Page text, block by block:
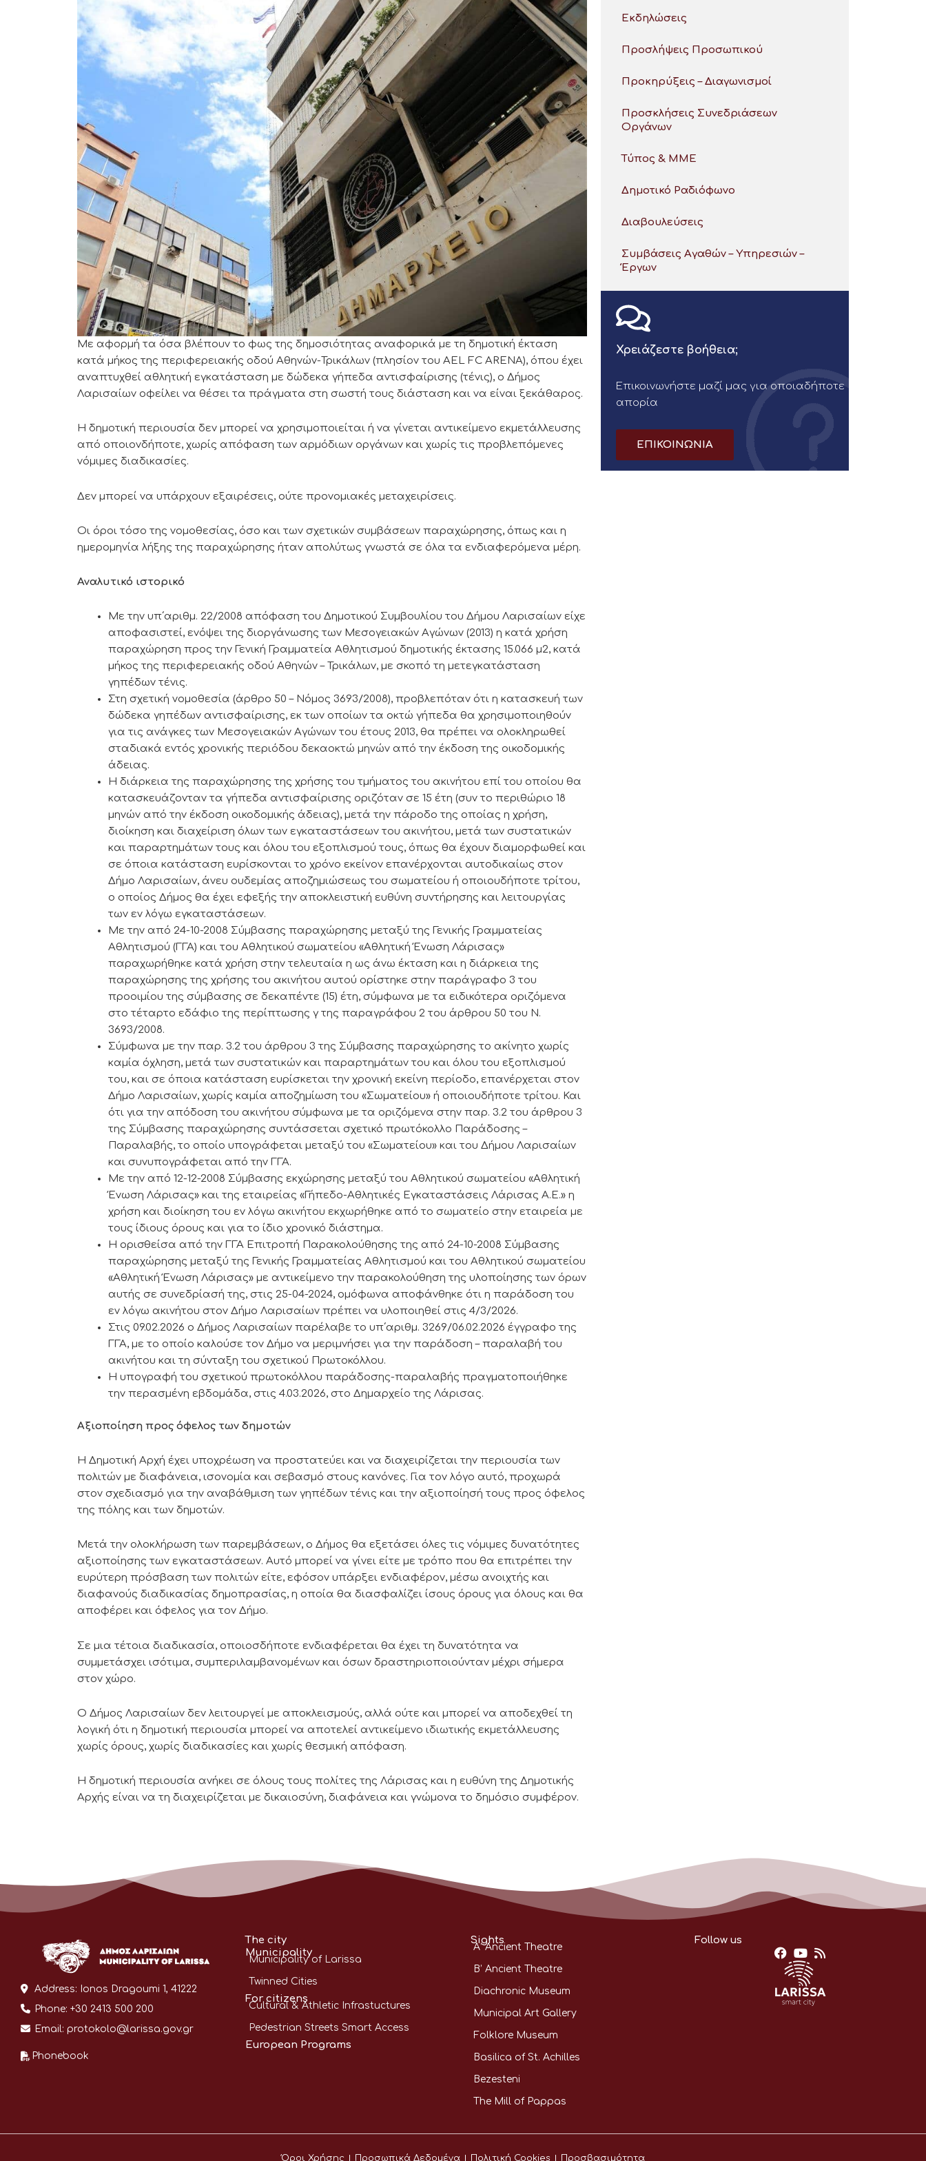
Με αφορμή τα όσα βλέπουν το φως της δημοσιότητας αναφορικά με τη δημοτική έκταση
κατά μήκος της περιφερειακής οδού Αθηνών-Τρικάλων (πλησίον του AEL FC ARENA), όπου έχει
αναπτυχθεί αθλητική εγκατάσταση με δώδεκα γήπεδα αντισφαίρισης (τένις), ο Δήμος
Λαρισαίων οφείλει να θέσει τα πράγματα στη σωστή τους διάσταση και να είναι ξεκάθαρος.
Η δημοτική περιουσία δεν μπορεί να χρησιμοποιείται ή να γίνεται αντικείμενο εκμετάλλευσης
από οποιονδήποτε, χωρίς απόφαση των αρμόδιων οργάνων και χωρίς τις προβλεπόμενες
νόμιμες διαδικασίες.
Δεν μπορεί να υπάρχουν εξαιρέσεις, ούτε προνομιακές μεταχειρίσεις.
Οι όροι τόσο της νομοθεσίας, όσο και των σχετικών συμβάσεων παραχώρησης, όπως και η
ημερομηνία λήξης της παραχώρησης ήταν απολύτως γνωστά σε όλα τα ενδιαφερόμενα μέρη.
Αναλυτικό ιστορικό
Mε την υπ΄αριθμ. 22/2008 απόφαση του Δημοτικού Συμβουλίου του Δήμου Λαρισαίων είχε
αποφασιστεί, ενόψει της διοργάνωσης των Μεσογειακών Αγώνων (2013) η κατά χρήση
παραχώρηση προς την Γενική Γραμματεία Αθλητισμού δημοτικής έκτασης 15.066 μ2, κατά
μήκος της περιφερειακής οδού Αθηνών – Τρικάλων, με σκοπό τη μετεγκατάσταση
γηπέδων τένις.
Στη σχετική νομοθεσία (άρθρο 50 – Νόμος 3693/2008), προβλεπόταν ότι η κατασκευή των
δώδεκα γηπέδων αντισφαίρισης, εκ των οποίων τα οκτώ γήπεδα θα χρησιμοποιηθούν
για τις ανάγκες των Μεσογειακών Αγώνων του έτους 2013, θα πρέπει να ολοκληρωθεί
σταδιακά εντός χρονικής περιόδου δεκαοκτώ μηνών από την έκδοση της οικοδομικής
άδειας.
Η διάρκεια της παραχώρησης της χρήσης του τμήματος του ακινήτου επί του οποίου θα
κατασκευάζονταν τα γήπεδα αντισφαίρισης οριζόταν σε 15 έτη (συν το περιθώριο 18
μηνών από την έκδοση οικοδομικής άδειας), μετά την πάροδο της οποίας η χρήση,
διοίκηση και διαχείριση όλων των εγκαταστάσεων του ακινήτου, μετά των συστατικών
και παραρτημάτων τους και όλου του εξοπλισμού τους, όπως θα έχουν διαμορφωθεί και
σε όποια κατάσταση ευρίσκονται το χρόνο εκείνον επανέρχονται αυτοδικαίως στον
Δήμο Λαρισαίων, άνευ ουδεμίας αποζημιώσεως του σωματείου ή οποιουδήποτε τρίτου,
ο οποίος Δήμος θα έχει εφεξής την αποκλειστική ευθύνη συντήρησης και λειτουργίας
των εν λόγω εγκαταστάσεων.
Mε την από 24-10-2008 Σύμβασης παραχώρησης μεταξύ της Γενικής Γραμματείας
Αθλητισμού (ΓΓΑ) και του Αθλητικού σωματείου «Αθλητική Ένωση Λάρισας»
παραχωρήθηκε κατά χρήση στην τελευταία η ως άνω έκταση και η διάρκεια της
παραχώρησης της χρήσης του ακινήτου αυτού ορίστηκε στην παράγραφο 3 του
προοιμίου της σύμβασης σε δεκαπέντε (15) έτη, σύμφωνα με τα ειδικότερα οριζόμενα
στο τέταρτο εδάφιο της περίπτωσης γ της παραγράφου 2 του άρθρου 50 του Ν.
3693/2008.
Σύμφωνα με την παρ. 3.2 του άρθρου 3 της Σύμβασης παραχώρησης το ακίνητο χωρίς
καμία όχληση, μετά των συστατικών και παραρτημάτων του και όλου του εξοπλισμού
του, και σε όποια κατάσταση ευρίσκεται την χρονική εκείνη περίοδο, επανέρχεται στον
Δήμο Λαρισαίων, χωρίς καμία αποζημίωση του «Σωματείου» ή οποιουδήποτε τρίτου. Και
ότι για την απόδοση του ακινήτου σύμφωνα με τα οριζόμενα στην παρ. 3.2 του άρθρου 3
της Σύμβασης παραχώρησης συντάσσεται σχετικό πρωτόκολλο Παράδοσης –
Παραλαβής, το οποίο υπογράφεται μεταξύ του «Σωματείου» και του Δήμου Λαρισαίων
και συνυπογράφεται από την ΓΓΑ.
Με την από 12-12-2008 Σύμβασης εκχώρησης μεταξύ του Αθλητικού σωματείου «Αθλητική
Ένωση Λάρισας» και της εταιρείας «Γήπεδο-Αθλητικές Εγκαταστάσεις Λάρισας Α.Ε.» η
χρήση και διοίκηση του εν λόγω ακινήτου εκχωρήθηκε από το σωματείο στην εταιρεία με
τους ίδιους όρους και για το ίδιο χρονικό διάστημα.
Η ορισθείσα από την ΓΓΑ Επιτροπή Παρακολούθησης της από 24-10-2008 Σύμβασης
παραχώρησης μεταξύ της Γενικής Γραμματείας Αθλητισμού και του Αθλητικού σωματείου
«Αθλητική Ένωση Λάρισας» με αντικείμενο την παρακολούθηση της υλοποίησης των όρων
αυτής σε συνεδρίασή της, στις 25-04-2024, ομόφωνα αποφάνθηκε ότι η παράδοση του
εν λόγω ακινήτου στον Δήμο Λαρισαίων πρέπει να υλοποιηθεί στις 4/3/2026.
Στις 09.02.2026 ο Δήμος Λαρισαίων παρέλαβε το υπ΄αριθμ. 3269/06.02.2026 έγγραφο της
ΓΓΑ, με το οποίο καλούσε τον Δήμο να μεριμνήσει για την παράδοση – παραλαβή του
ακινήτου και τη σύνταξη του σχετικού Πρωτοκόλλου.
Η υπογραφή του σχετικού πρωτοκόλλου παράδοσης-παραλαβής πραγματοποιήθηκε
την περασμένη εβδομάδα, στις 4.03.2026, στο Δημαρχείο της Λάρισας.
Αξιοποίηση προς όφελος των δημοτών
Η Δημοτική Αρχή έχει υποχρέωση να προστατεύει και να διαχειρίζεται την περιουσία των
πολιτών με διαφάνεια, ισονομία και σεβασμό στους κανόνες. Για τον λόγο αυτό, προχωρά
στον σχεδιασμό για την αναβάθμιση των γηπέδων τένις και την αξιοποίησή τους προς όφελος
της πόλης και των δημοτών.
Μετά την ολοκλήρωση των παρεμβάσεων, ο Δήμος θα εξετάσει όλες τις νόμιμες δυνατότητες
αξιοποίησης των εγκαταστάσεων. Αυτό μπορεί να γίνει είτε με τρόπο που θα επιτρέπει την
ευρύτερη πρόσβαση των πολιτών είτε, εφόσον υπάρξει ενδιαφέρον, μέσω ανοιχτής και
διαφανούς διαδικασίας δημοπρασίας, η οποία θα διασφαλίζει ίσους όρους για όλους και θα
αποφέρει και όφελος για τον Δήμο.
Σε μια τέτοια διαδικασία, οποιοσδήποτε ενδιαφέρεται θα έχει τη δυνατότητα να
συμμετάσχει ισότιμα, συμπεριλαμβανομένων και όσων δραστηριοποιούνταν μέχρι σήμερα
στον χώρο.
Ο Δήμος Λαρισαίων δεν λειτουργεί με αποκλεισμούς, αλλά ούτε και μπορεί να αποδεχθεί τη
λογική ότι η δημοτική περιουσία μπορεί να αποτελεί αντικείμενο ιδιωτικής εκμετάλλευσης
χωρίς όρους, χωρίς διαδικασίες και χωρίς θεσμική απόφαση.
Η δημοτική περιουσία ανήκει σε όλους τους πολίτες της Λάρισας και η ευθύνη της Δημοτικής
Αρχής είναι να τη διαχειρίζεται με δικαιοσύνη, διαφάνεια και γνώμονα το δημόσιο συμφέρον.
Εκδηλώσεις
Προσλήψεις Προσωπικού
Προκηρύξεις – Διαγωνισμοί
Προσκλήσεις Συνεδριάσεων
Οργάνων
Τύπος & ΜΜΕ
Δημοτικό Ραδιόφωνο
Διαβουλεύσεις
Συμβάσεις Αγαθών – Υπηρεσιών –
Έργων
Χρειάζεστε βοήθεια;
Επικοινωνήστε μαζί μας για οποιαδήποτε
απορία
ΕΠΙΚΟΙΝΩΝΙΑ
Address: Ionos Dragoumi 1, 41222
Phone: +30 2413 500 200
Email: protokolo@larissa.gov.gr
Phonebook
The city
Municipality
Municipality of Larissa
Twinned Cities
For citizens
Cultural & Athletic Infrastuctures
Pedestrian Streets Smart Access
European Programs
Sights
A’ Ancient Theatre
B’ Ancient Theatre
Diachronic Museum
Municipal Art Gallery
Folklore Museum
Basilica of St. Achilles
Bezesteni
The Mill of Pappas
Follow us
Όροι Χρήσης Προσωπικά Δεδομένα Πολιτική Cookies Προσβασιμότητα